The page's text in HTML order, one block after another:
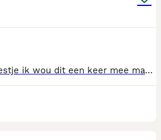
Het is een een malig nestje ik wou dit een keer mee maken en het is super leuk druk maar heel leuk om ze opzien te groeien ieder heeft een eigen karakter heel leuk moeder is er supergoed en lief voor Ik hoop dat ze een super lief baasje krijgen en dat ze ern fijn leven krijgen We hebben nog ern hond meer en we houden er ook ern van de puppy's